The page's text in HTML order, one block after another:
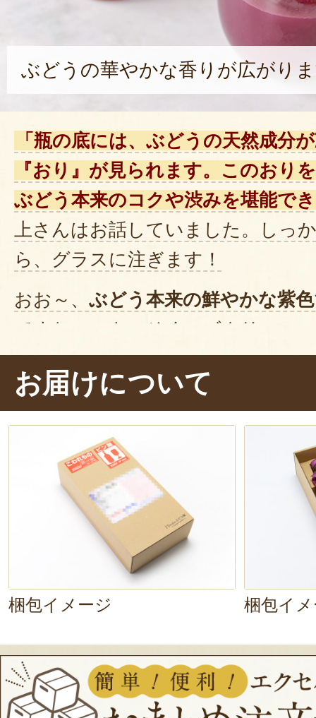
ぶどうの華やかな香りが広がり
「瓶の底には、ぶどうの天然成分
『おり』が見られます。このおり
ぶどう本来のコクや渋みを堪能で
上さんはお話していました。しっ
ら、グラスに注ぎます！
おお～、 ぶどう本来の鮮やかな紫色
ですね～。さっそく、ゴクリ……
濃厚～！ぶどうの甘みや酸味だけ
渋みも感じます。ぶどう本来の味
わいが変わるそうですよ。来年の
すね～！
お届けについて
梱包イメージ 梱包イ